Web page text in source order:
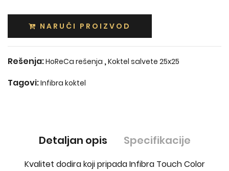
NARUČI PROIZVOD
Rešenja:HoReCa rešenja ,Koktel salvete 25x25
Tagovi:Infibra koktel
Detaljan opis Specifikacije
Kvalitet dodira koji pripada Infibra Touch Color